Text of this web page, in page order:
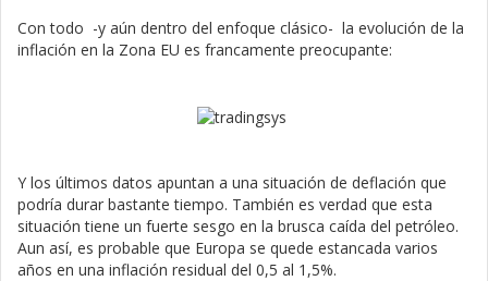
Con todo -y aún dentro del enfoque clásico- la evolución de la
inflación en la Zona EU es francamente preocupante:
Y los últimos datos apuntan a una situación de deflación que
podría durar bastante tiempo. También es verdad que esta
situación tiene un fuerte sesgo en la brusca caída del petróleo.
Aun así, es probable que Europa se quede estancada varios
años en una inflación residual del 0,5 al 1,5%.